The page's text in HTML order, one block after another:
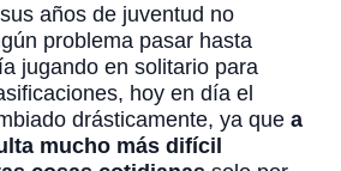
años de juventud no
problema pasar hasta
jugando en solitario para
hoy en día el
drásticamente, ya que a
mucho más difícil